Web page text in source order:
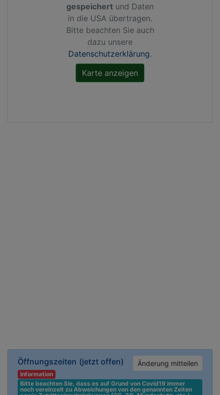
Öffnungszeiten (jetzt offen) Änderung mitteilen
Information
Bitte beachten Sie, dass es auf Grund von Covid19 immer
noch vereinzelt zu Abweichungen von den genannten Zeiten
gespeichert und Daten
in die USA übertragen.
Bitte beachten Sie auch
dazu unsere
Datenschutzerklärung.